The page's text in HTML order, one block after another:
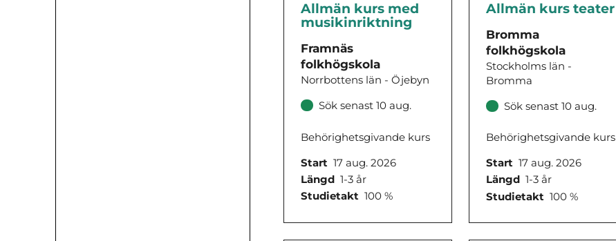
Allmän kurs med
musikinriktning
Framnäs
folkhögskola
Norrbottens län - Öjebyn
Sök senast 10 aug.
Behörighetsgivande kurs
Start 17 aug. 2026
Längd 1-3 år
Studietakt 100 %
Allmän kurs teater
Bromma
folkhögskola
Stockholms län -
Bromma
Sök senast 10 aug.
Behörighetsgivande kurs
Start 17 aug. 2026
Längd 1-3 år
Studietakt 100 %